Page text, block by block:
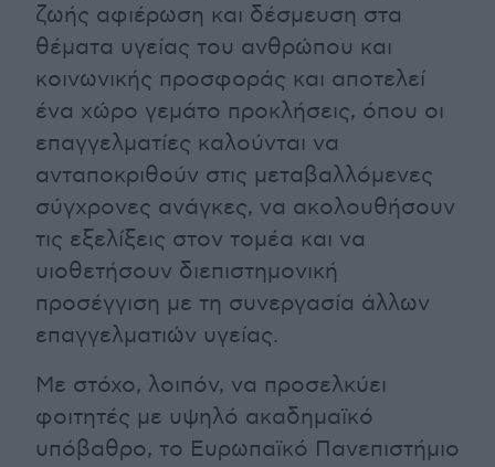
ζωής αφιέρωση και δέσμευση στα
θέματα υγείας του ανθρώπου και
κοινωνικής προσφοράς και αποτελεί
ένα χώρο γεμάτο προκλήσεις, όπου οι
επαγγελματίες καλούνται να
ανταποκριθούν στις μεταβαλλόμενες
σύγχρονες ανάγκες, να ακολουθήσουν
τις εξελίξεις στον τομέα και να
υιοθετήσουν διεπιστημονική
προσέγγιση με τη συνεργασία άλλων
επαγγελματιών υγείας.
Με στόχο, λοιπόν, να προσελκύει
φοιτητές με υψηλό ακαδημαϊκό
υπόβαθρο, το Ευρωπαϊκό Πανεπιστήμιο